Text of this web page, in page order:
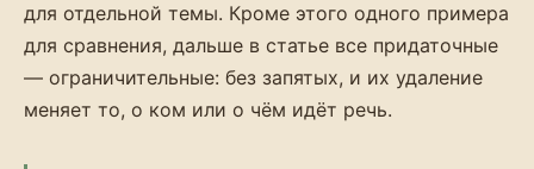
для отдельной темы. Кроме этого одного примера
для сравнения, дальше в статье все придаточные
— ограничительные: без запятых, и их удаление
меняет то, о ком или о чём идёт речь.